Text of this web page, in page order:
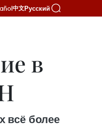
中文Русский
в
всё более